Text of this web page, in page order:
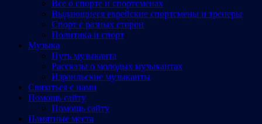
Все о спорте и спортсменах
Выдающиеся еврейские спортсмены и тренеры
Спорт с разных сторон
Политика и спорт
Музыка
Путь музыканта
Рассказы о молодых музыкантах
Израильские музыканты
Cвязаться с нами
Помощь сайту
Помощь сайту
Памятные места